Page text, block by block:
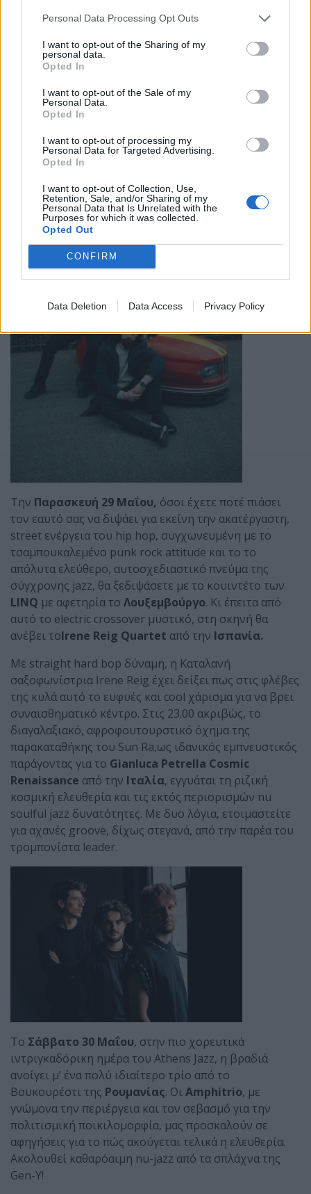
Personal Data Processing Opt Outs
I want to opt-out of the Sharing of my
personal data.
Opted In
I want to opt-out of the Sale of my
Personal Data.
Opted In
I want to opt-out of processing my
Personal Data for Targeted Advertising.
Opted In
I want to opt-out of Collection, Use,
Retention, Sale, and/or Sharing of my
Personal Data that Is Unrelated with the
Purposes for which it was collected.
Opted Out
CONFIRM
Data Deletion Data Access Privacy Policy
απανταχού aficionados του σύγχρονου ήχου, έρχεται
ΟύγγροιJazzboisδεν παίζουν για τους
σκληροπυρηνικούς, αλλά για τους νέους jazzheads
χωρίς να τρομάζουν και που στα τεφτέρια τους ο
Thundercat κάνει τραμπάλα με τον J Dilla!
Την Παρασκευή 29 Μαΐου, όσοι έχετε ποτέ πιάσει
τον εαυτό σας να διψάει για εκείνη την ακατέργαστη,
street ενέργεια του hip hop, συγχωνευμένη με το
τσαμπουκαλεμένο punk rock attitude και το το
απόλυτα ελεύθερο, αυτοσχεδιαστικό πνεύμα της
σύγχρονης jazz, θα ξεδιψάσετε με το κουιντέτο των
LINQ με αφετηρία το Λουξεμβούργο. Κι έπειτα από
αυτό το electric crossover μυστικό, στη σκηνή θα
ανέβει τοIrene Reig Quartet από την Ισπανία.
Με straight hard bop δύναμη, η Καταλανή
σαξοφωνίστρια Irene Reig έχει δείξει πως στις φλέβες
της κυλά αυτό το ευφυές και cool χάρισμα για να βρει
συναισθηματικό κέντρο. Στις 23.00 ακριβώς, το
διαγαλαξιακό, αφροφουτουρστικό όχημα της
παρακαταθήκης του Sun Ra,ως ιδανικός εμπνευστικός
παράγοντας για το Gianluca Petrella Cosmic
Renaissance από την Ιταλία, εγγυάται τη ριζική
κοσμική ελευθερία και τις εκτός περιορισμών nu
soulful jazz δυνατότητες. Με δυο λόγια, ετοιμαστείτε
για αχανές groove, δίχως στεγανά, από την παρέα του
τρομπονίστα leader.
Τo Σάββατο 30 Μαΐου, στην πιο χορευτικά
ιντριγκαδόρικη ημέρα του Athens Jazz, η βραδιά
ανοίγει μ’ ένα πολύ ιδιαίτερο τρίο από το
Βουκουρέστι της Ρουμανίας. ΟιAmphitrio, με
γνώμονα την περιέργεια και τον σεβασμό για την
πολιτισμική ποικιλομορφία, μας προσκαλούν σε
αφηγήσεις για το πώς ακούγεται τελικά η ελευθερία.
Ακολουθεί καθαρόαιμη nu-jazz από τα σπλάχνα της
Gen-Y!